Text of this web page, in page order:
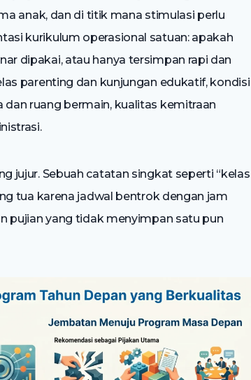
anak, dan di titik mana stimulasi perlu
kurikulum operasional satuan: apakah
dipakai, atau hanya tersimpan rapi dan
parenting dan kunjungan edukatif, kondisi
ruang bermain, kualitas kemitraan
jujur. Sebuah catatan singkat seperti “kelas
tua karena jadwal bentrok dengan jam
pujian yang tidak menyimpan satu pun